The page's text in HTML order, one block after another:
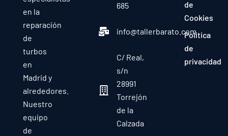
en la
reparación
de
turbos
en
Madrid y
alrededores.
Nuestro
equipo
de
685
info@tallerbarato.com
C/ Real,
s/n
28991
Torrejón
de la
Calzada
de
Cookies
Política
de
privacidad